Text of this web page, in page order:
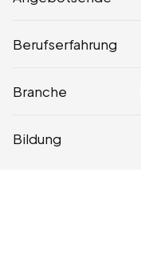
Berufserfahrung
Branche
Bildung